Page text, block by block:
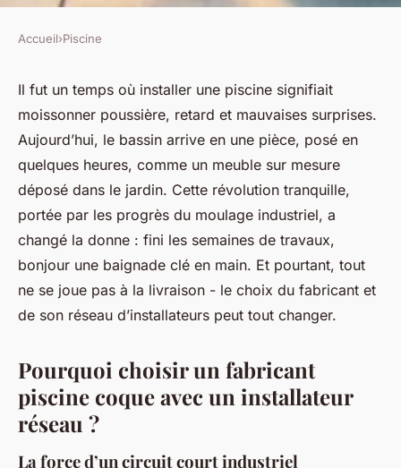
Meilleurs installateurs de
piscines coque avec Neptune
Piscines
Blancheline•07/04/2026 10:37• 10 min de lecture
Accueil›Piscine
Il fut un temps où installer une piscine signifiait
moissonner poussière, retard et mauvaises surprises.
Aujourd’hui, le bassin arrive en une pièce, posé en
quelques heures, comme un meuble sur mesure
déposé dans le jardin. Cette révolution tranquille,
portée par les progrès du moulage industriel, a
changé la donne : fini les semaines de travaux,
bonjour une baignade clé en main. Et pourtant, tout
ne se joue pas à la livraison - le choix du fabricant et
de son réseau d’installateurs peut tout changer.
Pourquoi choisir un fabricant
piscine coque avec un installateur
réseau ?
La force d’un circuit court industriel